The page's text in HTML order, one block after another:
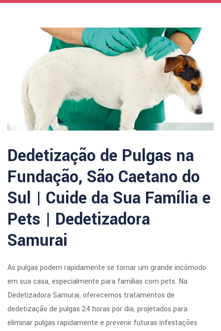
Dedetização de Pulgas na
Fundação, São Caetano do
Sul | Cuide da Sua Família e
Pets | Dedetizadora
Samurai
As pulgas podem rapidamente se tornar um grande incômodo
em sua casa, especialmente para famílias com pets. Na
Dedetizadora Samurai, oferecemos tratamentos de
dedetização de pulgas 24 horas por dia, projetados para
eliminar pulgas rapidamente e prevenir futuras infestações.